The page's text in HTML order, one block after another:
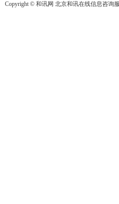
Copyright © 和讯网 北京和讯在线信息咨询